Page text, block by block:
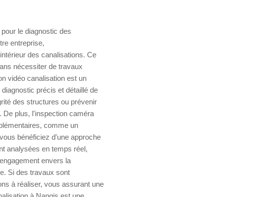
le diagnostic des
entreprise,
des canalisations. Ce
nécessiter de travaux
vidéo canalisation est un
précis et détaillé de
des structures ou prévenir
De plus, l'inspection caméra
comme un
bénéficiez d'une approche
analysées en temps réel,
envers la
Si des travaux sont
à réaliser, vous assurant une